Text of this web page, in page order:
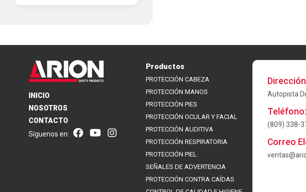
INICIO
NOSOTROS
CONTACTO
Síguenos en:
Productos
PROTECCIÓN CABEZA
PROTECCIÓN MANOS
PROTECCIÓN PIES
PROTECCIÓN OCULAR Y FACIAL
PROTECCIÓN AUDITIVA
PROTECCIÓN RESPIRATORIA
PROTECCIÓN PIEL
SEÑALES DE ADVERTENCIA
PROTECCIÓN CONTRA CAÍDAS
Autopista
Teléfono:
(809) 338-
Correo